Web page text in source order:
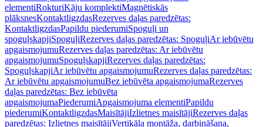
elementiRokturiKāju komplektiMagnētiskās
plāksnesKontaktligzdasRezerves daļas paredzētas:
KontaktligzdasPapildu piederumiSpoguļi un
spoguļskapjiSpoguļiRezerves daļas paredzētas: SpoguļiAr iebūvētu
apgaismojumuRezerves daļas paredzētas: Ar iebūvētu
apgaismojumuSpoguļskapjiRezerves daļas paredzētas:
SpoguļskapjiAr iebūvētu apgaismojumuRezerves daļas paredzētas:
Ar iebūvētu apgaismojumuBez iebūvēta apgaismojumaRezerves
daļas paredzētas: Bez iebūvēta
apgaismojumaPiederumiApgaismojuma elementiPapildu
piederumiKontaktligzdasMaisītājiIzlietnes maisītājiRezerves daļas
paredzētas: Izlietnes maisītājiVertikāla montāža, darbināšana,